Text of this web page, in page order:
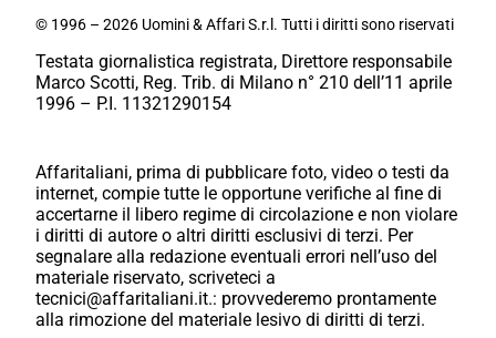
© 1996 – 2026 Uomini & Affari S.r.l. Tutti i diritti sono riservati
Testata giornalistica registrata, Direttore responsabile
Marco Scotti, Reg. Trib. di Milano n° 210 dell’11 aprile
1996 – P.I. 11321290154
Affaritaliani, prima di pubblicare foto, video o testi da
internet, compie tutte le opportune verifiche al fine di
accertarne il libero regime di circolazione e non violare
i diritti di autore o altri diritti esclusivi di terzi. Per
segnalare alla redazione eventuali errori nell’uso del
materiale riservato, scriveteci a
tecnici@affaritaliani.it.: provvederemo prontamente
alla rimozione del materiale lesivo di diritti di terzi.